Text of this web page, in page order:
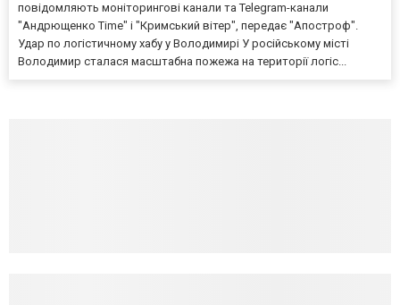
повідомляють моніторингові канали та Telegram-канали
"Андрющенко Time" і "Кримський вітер", передає "Апостроф".
Удар по логістичному хабу у Володимирі У російському місті
Володимир сталася масштабна пожежа на території логіс...